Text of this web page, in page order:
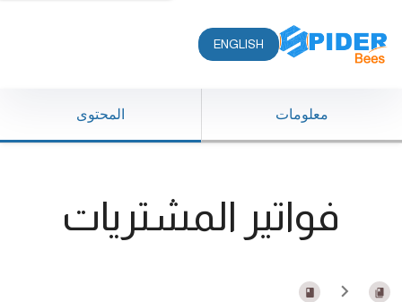
ENGLISH
معلومات المحتوى
فواتير المشتريات